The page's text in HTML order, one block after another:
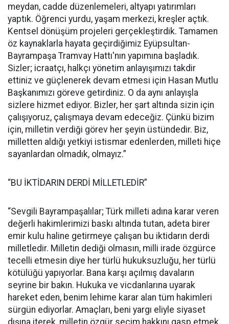
meydan, cadde düzenlemeleri, altyapı yatırımları
yaptık. Öğrenci yurdu, yaşam merkezi, kreşler açtık.
Kentsel dönüşüm projeleri gerçekleştirdik. Tamamen
öz kaynaklarla hayata geçirdiğimiz Eyüpsultan-
Bayrampaşa Tramvay Hattı'nın yapımına başladık.
Sizler; icraatçı, halkçı yönetim anlayışımızı takdir
ettiniz ve güçlenerek devam etmesi için Hasan Mutlu
Başkanımızı göreve getirdiniz. O da aynı anlayışla
sizlere hizmet ediyor. Bizler, her şart altında sizin için
çalışıyoruz, çalışmaya devam edeceğiz. Çünkü bizim
için, milletin verdiği görev her şeyin üstündedir. Biz,
milletten aldığı yetkiyi istismar edenlerden, milleti hiçe
sayanlardan olmadık, olmayız.”
“BU İKTİDARIN DERDİ MİLLETLEDİR”
“Sevgili Bayrampaşalılar; Türk milleti adına karar veren
değerli hakimlerimizi baskı altında tutan, adeta birer
emir kulu haline getirmeye çalışan bu iktidarın derdi
milletledir. Milletin dediği olmasın, milli irade özgürce
tecelli etmesin diye her türlü hukuksuzluğu, her türlü
kötülüğü yapıyorlar. Bana karşı açılmış davaların
seyrine bir bakın. Hukuka ve vicdanlarına uyarak
hareket eden, benim lehime karar alan tüm hakimleri
sürgün ediyorlar. Amaçları, beni yargı eliyle siyaset
dışına iterek, milletin özgür seçim hakkını gasp etmek.